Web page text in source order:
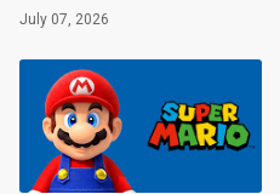
July 07, 2026